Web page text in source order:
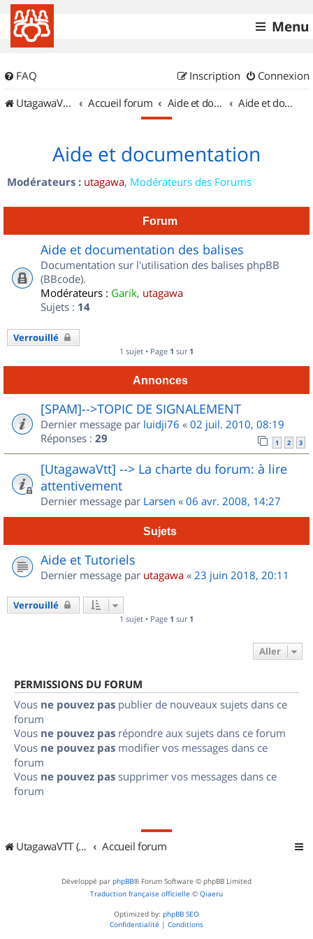
Menu
FAQ Connexion
Inscription
UtagawaVTT (Randos VTT et VTTAE avec traces GPS)
Accueil forum Aide et documentation Aide et documentation
Aide et documentation
Modérateurs : utagawa, Modérateurs des Forums
Forum
Aide et documentation des balises
Documentation sur l'utilisation des balises phpBB
(BBcode).
Modérateurs : Garik, utagawa
Sujets : 14
Verrouillé
1 sujet • Page 1 sur 1
Annonces
[SPAM]-->TOPIC DE SIGNALEMENT
Dernier message par luidji76 « 02 juil. 2010, 08:19
Réponses : 29 1 2 3
[UtagawaVtt] --> La charte du forum: à lire
attentivement
Dernier message par Larsen « 06 avr. 2008, 14:27
Sujets
Aide et Tutoriels
Dernier message par utagawa « 23 juin 2018, 20:11
Verrouillé
1 sujet • Page 1 sur 1
Aller
PERMISSIONS DU FORUM
Vous ne pouvez pas publier de nouveaux sujets dans ce
forum
Vous ne pouvez pas répondre aux sujets dans ce forum
Vous ne pouvez pas modifier vos messages dans ce
forum
Vous ne pouvez pas supprimer vos messages dans ce
forum
UtagawaVTT (Randos VTT et VTTAE avec traces GPS) Accueil forum
Développé par phpBB® Forum Software © phpBB Limited
Traduction française officielle © Qiaeru
Optimized by: phpBB SEO
Confidentialité | Conditions